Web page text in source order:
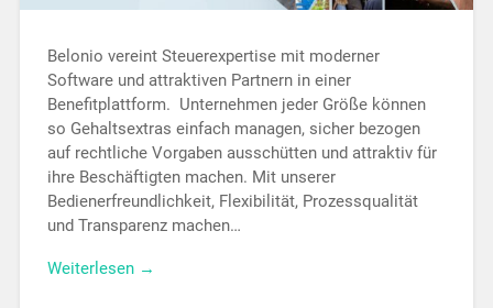
Belonio vereint Steuerexpertise mit moderner
Software und attraktiven Partnern in einer
Benefitplattform. Unternehmen jeder Größe können
so Gehaltsextras einfach managen, sicher bezogen
auf rechtliche Vorgaben ausschütten und attraktiv für
ihre Beschäftigten machen. Mit unserer
Bedienerfreundlichkeit, Flexibilität, Prozessqualität
und Transparenz machen…
Weiterlesen →